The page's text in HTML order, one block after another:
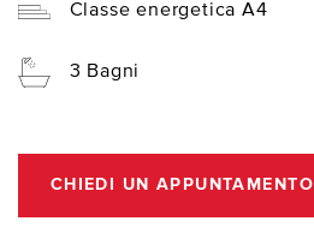
Classe energetica A4
3 Bagni
CHIEDI UN APPUNTAMENTO